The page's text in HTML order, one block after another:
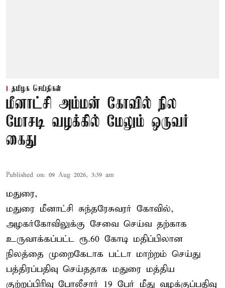
தமிழக செய்திகள்
மீனாட்சி அம்மன் கோவில் நில
மோசடி வழக்கில் மேலும் ஒருவர்
கைது
Published on: 09 Aug 2026, 3:39 am
மதுரை,
மதுரை மீனாட்சி சுந்தரேசுவரர் கோவில்,
அழகர்கோவிலுக்கு சேவை செய்வ தற்காக
உருவாக்கப்பட்ட ரூ.60 கோடி மதிப்பிலான
நிலத்தை முறைகேடாக பட்டா மாற்றம் செய்து
பத்திரப்பதிவு செய்ததாக மதுரை மத்திய
குற்றப்பிரிவு போலீசார் 19 பேர் மீது வழக்குப்பதிவு